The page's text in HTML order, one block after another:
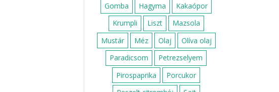
Gomba
Hagyma
Kakaópor
Krumpli
Liszt
Mazsola
Mustár
Méz Olaj
Olíva olaj
Paradicsom
Petrezselyem
Pirospaprika
Porcukor